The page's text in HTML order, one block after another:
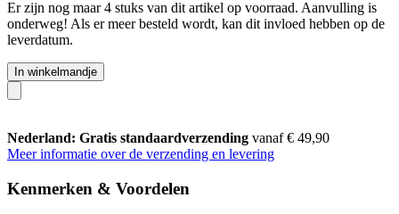
Er zijn nog maar 4 stuks van dit artikel op voorraad. Aanvulling is
onderweg! Als er meer besteld wordt, kan dit invloed hebben op de
leverdatum.
In winkelmandje
Nederland: Gratis standaardverzending vanaf € 49,90
Meer informatie over de verzending en levering
Kenmerken & Voordelen